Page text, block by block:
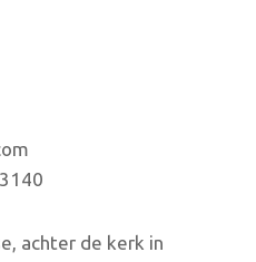
achter de kerk in